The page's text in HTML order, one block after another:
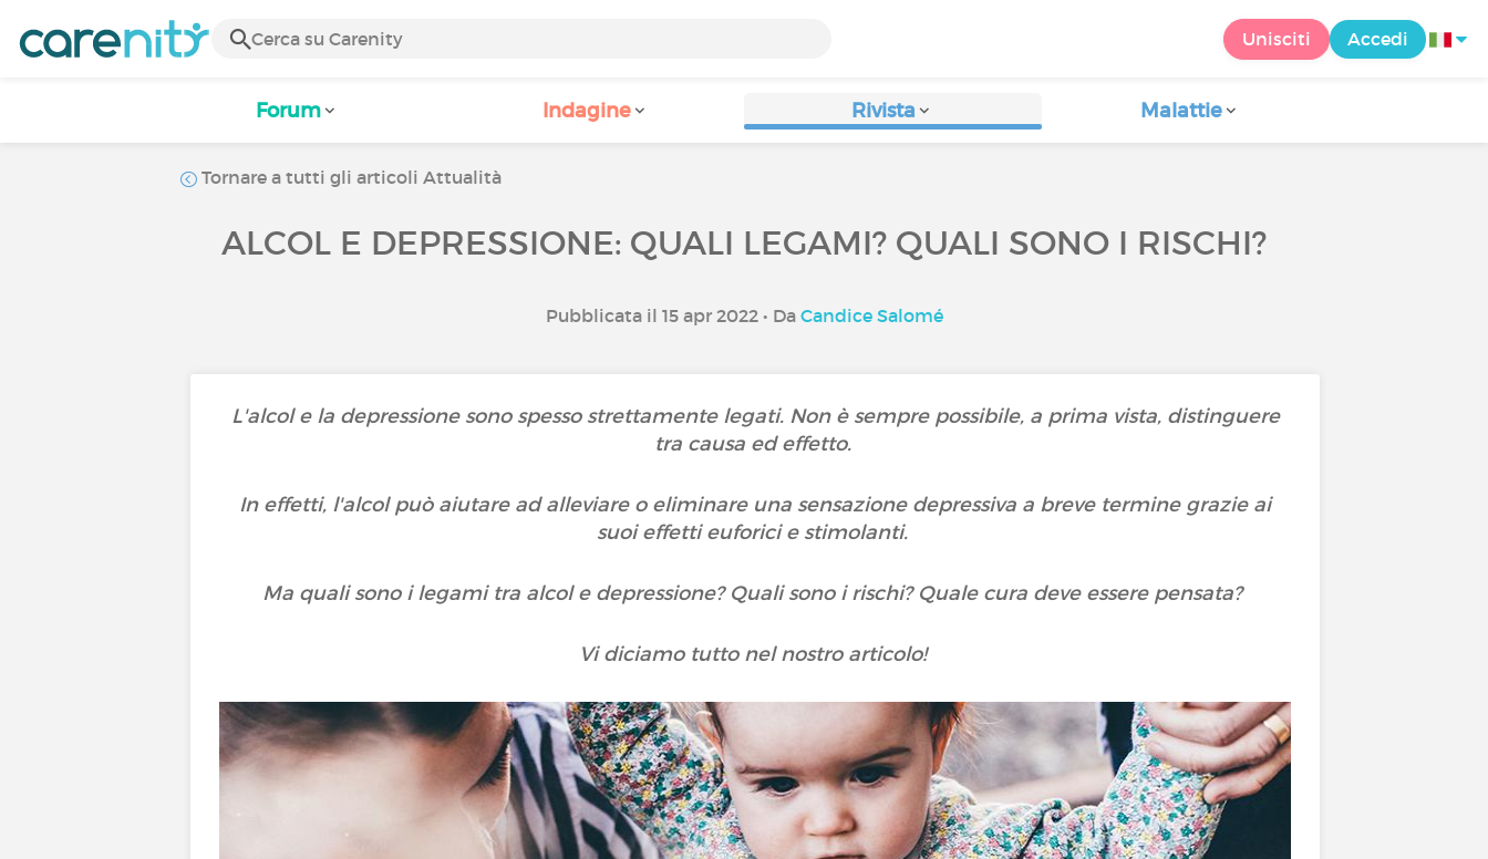
Unisciti Accedi
Forum Indagine Rivista Malattie
Tornare a tutti gli articoli Attualità
ALCOL E DEPRESSIONE: QUALI LEGAMI? QUALI SONO I RISCHI?
Pubblicata il 15 apr 2022 • Da Candice Salomé
L'alcol e la depressione sono spesso strettamente legati. Non è sempre possibile, a prima vista, distinguere
tra causa ed effetto.
In effetti, l'alcol può aiutare ad alleviare o eliminare una sensazione depressiva a breve termine grazie ai
suoi effetti euforici e stimolanti.
Ma quali sono i legami tra alcol e depressione? Quali sono i rischi? Quale cura deve essere pensata?
Vi diciamo tutto nel nostro articolo!